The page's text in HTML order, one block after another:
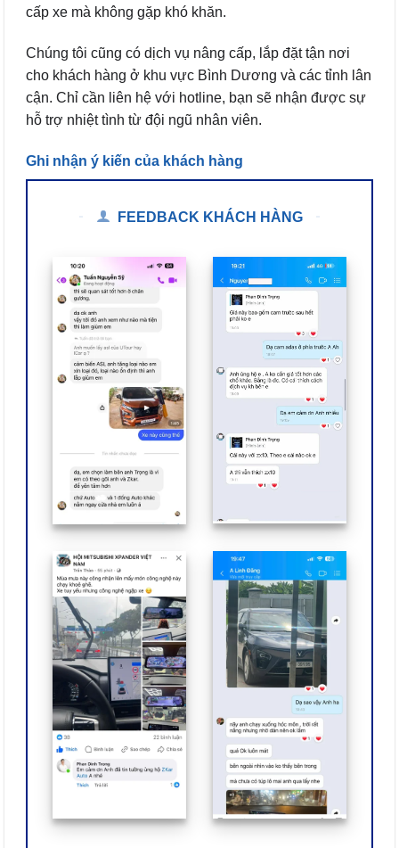
cấp xe mà không gặp khó khăn.
Chúng tôi cũng có dịch vụ nâng cấp, lắp đặt tận nơi
cho khách hàng ở khu vực Bình Dương và các tỉnh lân
cận. Chỉ cần liên hệ với hotline, bạn sẽ nhận được sự
hỗ trợ nhiệt tình từ đội ngũ nhân viên.
Ghi nhận ý kiến của khách hàng
FEEDBACK KHÁCH HÀNG